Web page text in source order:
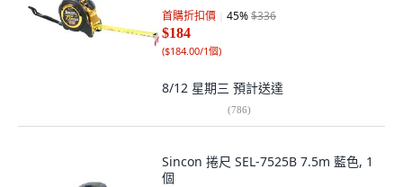
首購折扣價 45%$336
$184
($184.00/1個)
8/12 星期三 預計送達
(786)
Sincon 捲尺 SEL-7525B 7.5m 藍色, 1
個